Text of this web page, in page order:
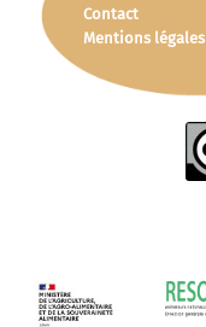
Contact
Mentions légales